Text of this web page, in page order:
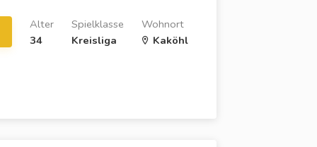
Wohnort
Kaköhl
Spielklasse
Kreisliga
Alter
34